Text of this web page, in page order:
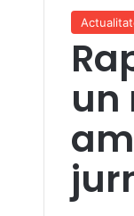
un